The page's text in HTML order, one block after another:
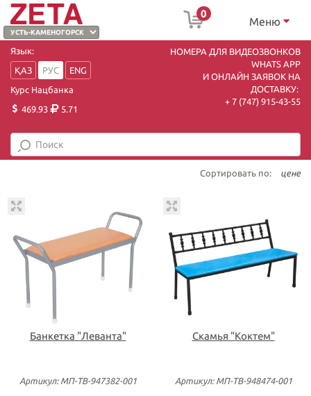
0
Меню
Язык:
ҚАЗ
РУС
ENG
Курс Нацбанка
469.93
5.71
НОМЕРА ДЛЯ ВИДЕОЗВОНКОВ
WHATS APP
И ОНЛАЙН ЗАЯВОК НА
ДОСТАВКУ:
+ 7 (747) 915-43-55
Сортировать по: цене
Банкетка "Леванта"
Артикул: МП-ТВ-947382-001
Скамья "Коктем"
Артикул: МП-ТВ-948474-001